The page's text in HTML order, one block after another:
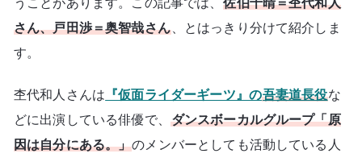
さん、戸田渉＝奥智哉さん、とはっきり分けて紹介しま
す。
杢代和人さんは 『仮面ライダーギーツ』の吾妻道長役な
どに出演している俳優で、 ダンスボーカルグループ「原
因は自分にある。」のメンバーとしても活動している人